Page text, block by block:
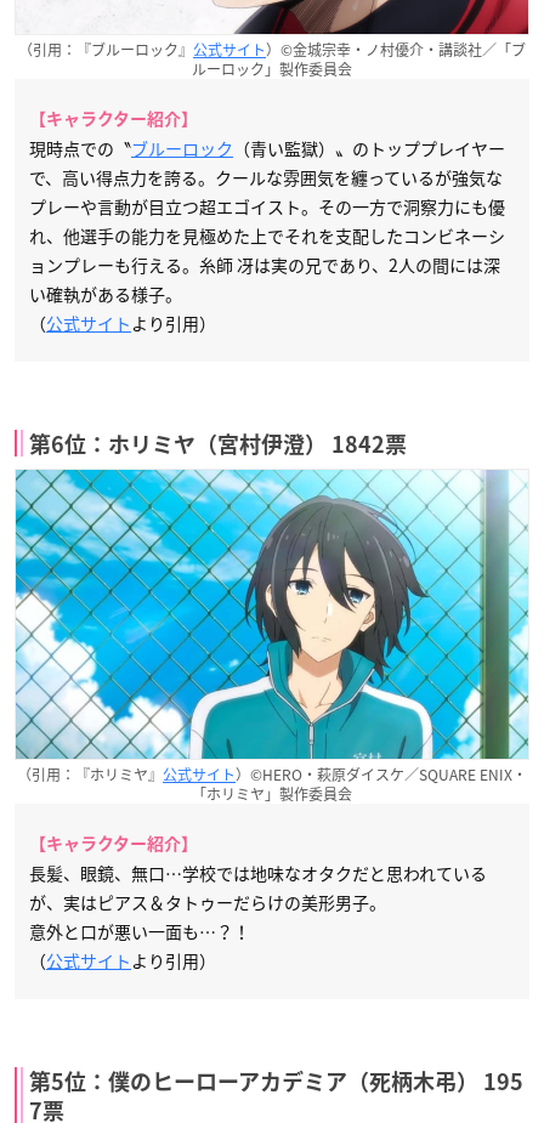
（引用：『ブルーロック』 公式サイト）©金城宗幸・ノ村優介・講談社／「ブ
ルーロック」製作委員会
【キャラクター紹介】
現時点での〝ブルーロック （青い監獄）〟のトッププレイヤー
で、高い得点力を誇る。クールな雰囲気を纏っているが強気な
プレーや言動が目立つ超エゴイスト。その一方で洞察力にも優
れ、他選手の能力を見極めた上でそれを支配したコンビネーシ
ョンプレーも行える。糸師 冴は実の兄であり、2人の間には深
い確執がある様子。
（公式サイト より引用）
第6位：ホリミヤ（宮村伊澄） 1842票
（引用：『ホリミヤ』 公式サイト）©HERO・萩原ダイスケ／SQUARE ENIX・
「ホリミヤ」製作委員会
【キャラクター紹介】
長髪、眼鏡、無口…学校では地味なオタクだと思われている
が、実はピアス＆タトゥーだらけの美形男子。
意外と口が悪い一面も…？！
（公式サイト より引用）
第5位：僕のヒーローアカデミア（死柄木弔） 195
7票